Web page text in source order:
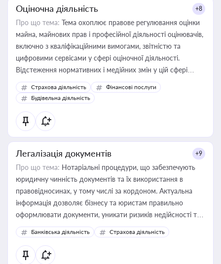
Оціночна діяльність +8
Про що тема: Тема охоплює правове регулювання оцінки
майна, майнових прав і професійної діяльності оцінювачів,
включно з кваліфікаційними вимогами, звітністю та
цифровими сервісами у сфері оціночної діяльності.
Відстеження нормативних і медійних змін у цій сфері
корисне для власника бізнесу, керівника, юриста або
бухгалтера під час оподаткування, приватизації, оренди
державного майна, корпоративних угод і перевірки
статусу суб'єктів оціночної діяльності
Страхова діяльність
Фінансові послуги
Будівельна діяльність
Легалізація документів +9
Про що тема: Нотаріальні процедури, що забезпечують
юридичну чинність документів та їх використання в
правовідносинах, у тому числі за кордоном. Актуальна
інформація дозволяє бізнесу та юристам правильно
оформлювати документи, уникати ризиків недійсності та
забезпечувати їх належне прийняття органами влади та
контрагентами
Банківська діяльність Страхова діяльність